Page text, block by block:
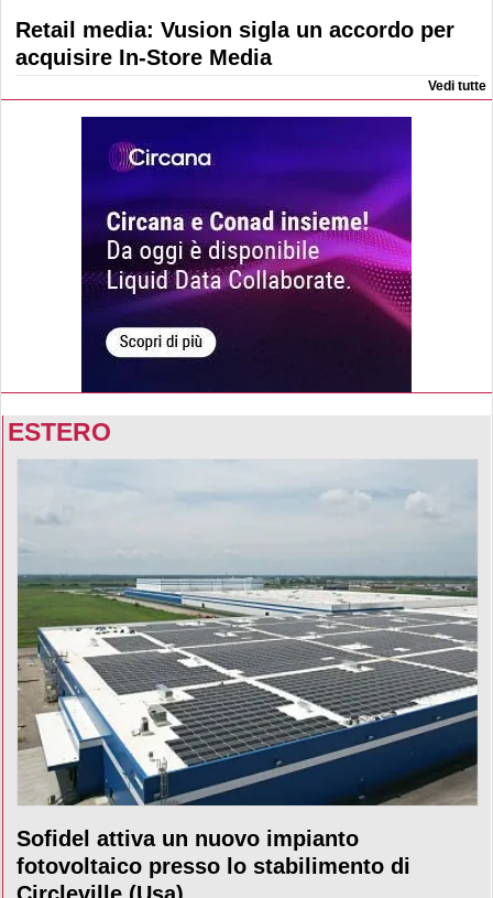
Retail media: Vusion sigla un accordo per
acquisire In-Store Media
Vedi tutte
ESTERO
Sofidel attiva un nuovo impianto
fotovoltaico presso lo stabilimento di